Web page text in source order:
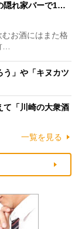
隠れ家バーで1…
お酒にはまた格
…
う」や「キヌカツ
て「川崎の大衆酒
一覧を見る